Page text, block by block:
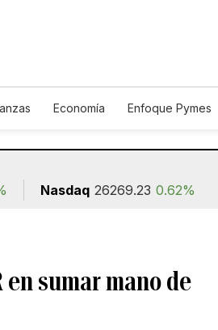
Economía Enfoque Pymes
Nasdaq 26269.23 0.62%
en sumar mano de